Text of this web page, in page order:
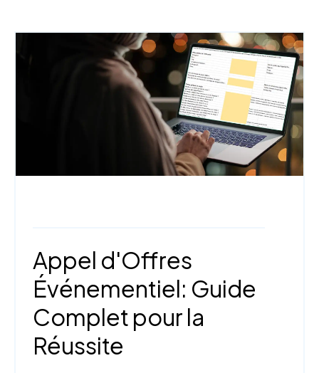
Appel d'Offres
Événementiel: Guide
Complet pour la
Réussite